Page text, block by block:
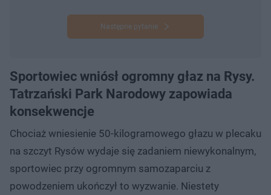
Następne pytanie
Sportowiec wniósł ogromny głaz na Rysy.
Tatrzański Park Narodowy zapowiada
konsekwencje
Chociaż wniesienie 50-kilogramowego głazu w plecaku
na szczyt Rysów wydaje się zadaniem niewykonalnym,
sportowiec przy ogromnym samozaparciu z
powodzeniem ukończył to wyzwanie. Niestety